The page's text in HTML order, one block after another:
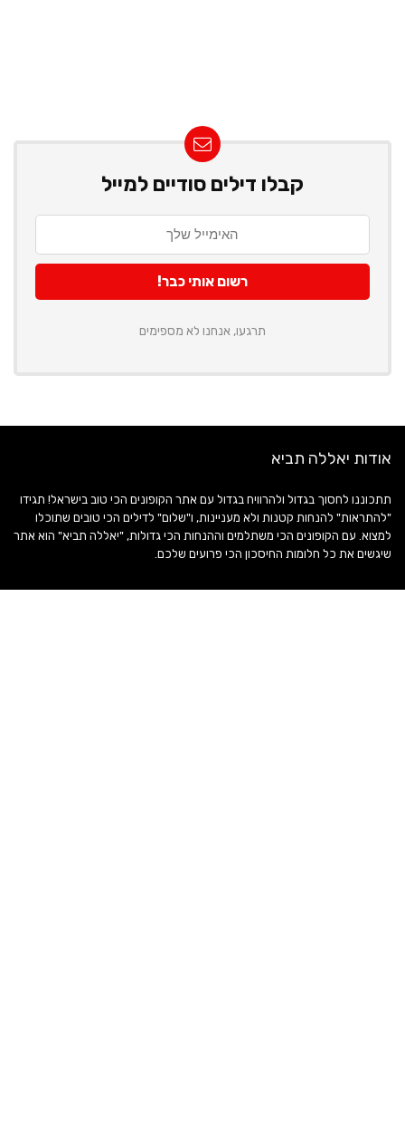
קבלו דילים סודיים למייל
תרגעו, אנחנו לא מספימים
אודות יאללה תביא
תתכוננו לחסוך בגדול ולהרוויח בגדול עם אתר הקופונים הכי טוב בישראל! תגידו
"להתראות" להנחות קטנות ולא מעניינות, ו"שלום" לדילים הכי טובים שתוכלו
למצוא. עם הקופונים הכי משתלמים וההנחות הכי גדולות, "יאללה תביא" הוא אתר
שיגשים את כל חלומות החיסכון הכי פרועים שלכם.